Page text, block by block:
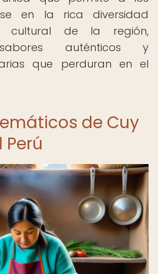
en la rica diversidad
cultural de la región,
auténticos y
que perduran en el
de Cuy
Perú